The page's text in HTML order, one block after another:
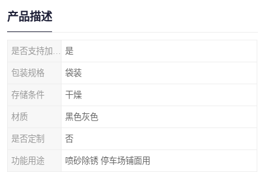
产品描述
是
包装规格 袋装
存储条件 干燥
材质 黑色灰色
是否定制 否
功能用途 喷砂除锈 停车场铺面用